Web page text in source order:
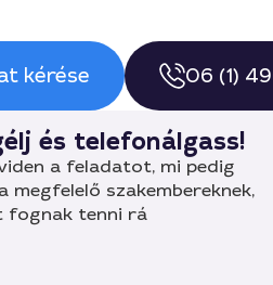
kérése 06 (1)
és telefonálgass!
a feladatot, mi pedig
megfelelő szakembereknek,
fognak tenni rá